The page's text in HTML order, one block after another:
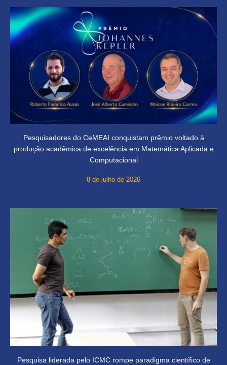
Pesquisadores do CeMEAI conquistam prêmio voltado à
produção acadêmica de excelência em Matemática Aplicada e
Computacional
8 de julho de 2026
Pesquisa liderada pelo ICMC rompe paradigma científico de